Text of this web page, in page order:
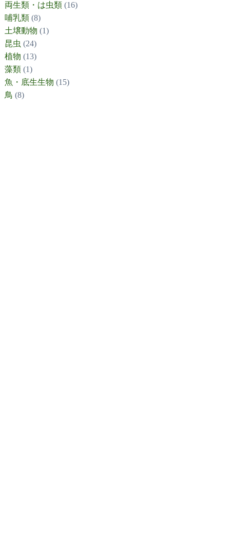
両生類・は虫類(16)
哺乳類(8)
土壌動物 (1)
昆虫 (24)
植物 (13)
藻類(1)
魚・底生生物 (15)
鳥 (8)